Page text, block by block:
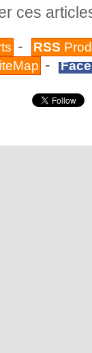
ces
- RSS
-